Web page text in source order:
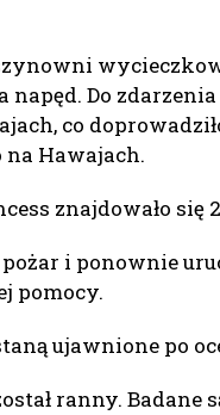
napęd. Do
co
Hawajach.
znajdowało się
pożar i ponownie
pomocy.
ujawnione po
ranny.